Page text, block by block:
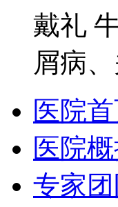
戴礼
屑病
医院
医院
专家团